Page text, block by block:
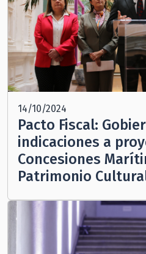
14/10/2024
Pacto Fiscal:
indicaciones a
Concesiones
Patrimonio